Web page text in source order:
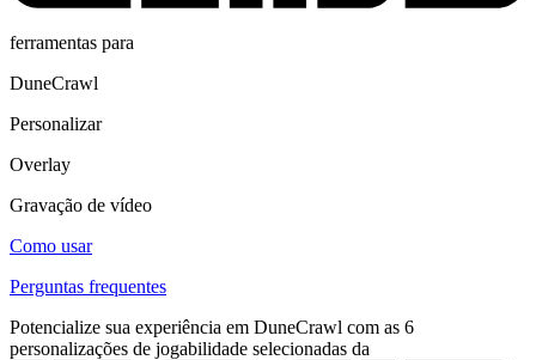
ferramentas para
DuneCrawl
Personalizar
Overlay
Gravação de vídeo
Como usar
Perguntas frequentes
Potencialize sua experiência em DuneCrawl com as 6
personalizações de jogabilidade selecionadas da